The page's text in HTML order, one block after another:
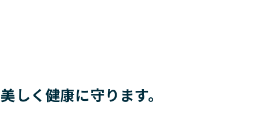
しく健康に守ります。